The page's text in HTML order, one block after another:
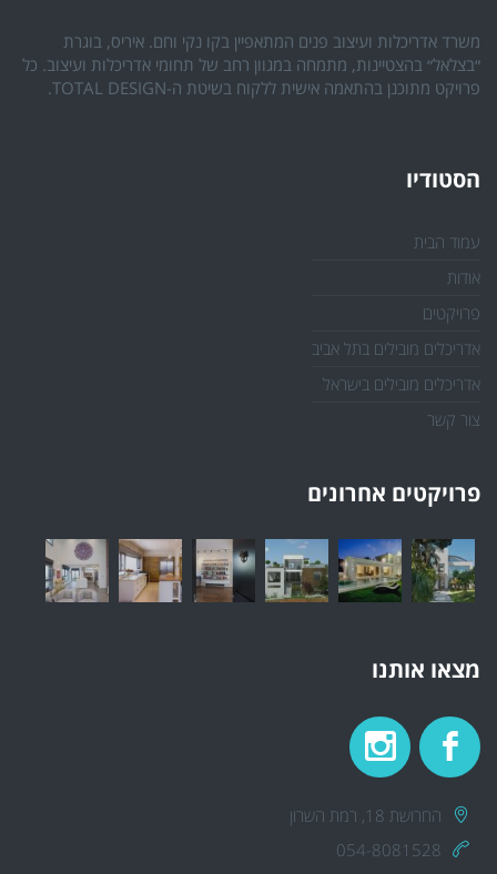
משרד אדריכלות ועיצוב פנים המתאפיין בקו נקי וחם. איריס, בוגרת
״בצלאל״ בהצטיינות, מתמחה במגוון רחב של תחומי אדריכלות ועיצוב. כל
פרויקט מתוכנן בהתאמה אישית ללקוח בשיטת ה-TOTAL DESIGN.
הסטודיו
עמוד הבית
אודות
פרויקטים
אדריכלים מובילים בתל אביב
אדריכלים מובילים בישראל
צור קשר
פרויקטים אחרונים
מצאו אותנו
החרושת 18, רמת השרון
054-8081528